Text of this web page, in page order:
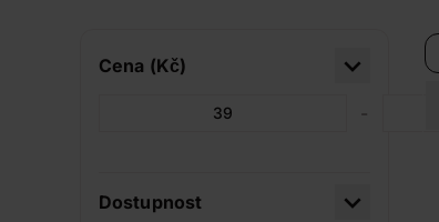
Cena (Kč)
-
Dostupnost